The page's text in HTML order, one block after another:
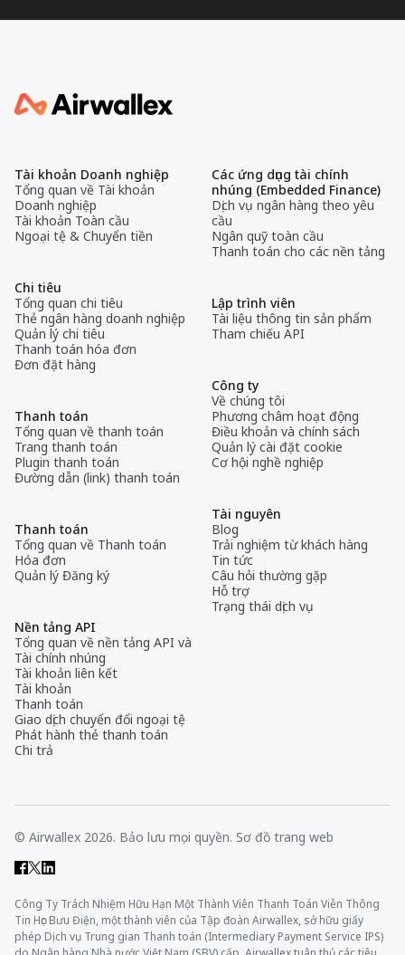
Tài khoản Doanh nghiệp
Tổng quan về Tài khoản
Doanh nghiệp
Tài khoản Toàn cầu
Ngoại tệ & Chuyển tiền
Chi tiêu
Tổng quan chi tiêu
Thẻ ngân hàng doanh nghiệp
Quản lý chi tiêu
Thanh toán hóa đơn
Đơn đặt hàng
Thanh toán
Tổng quan về thanh toán
Trang thanh toán
Plugin thanh toán
Đường dẫn (link) thanh toán
Thanh toán
Tổng quan về Thanh toán
Hóa đơn
Quản lý Đăng ký
Nền tảng API
Tổng quan về nền tảng API và
Tài chính nhúng
Tài khoản liên kết
Tài khoản
Thanh toán
Giao dịch chuyển đổi ngoại tệ
Phát hành thẻ thanh toán
Chi trả
Các ứng dụng tài chính
nhúng (Embedded Finance)
Dịch vụ ngân hàng theo yêu
cầu
Ngân quỹ toàn cầu
Thanh toán cho các nền tảng
Lập trình viên
Tài liệu thông tin sản phẩm
Tham chiếu API
Công ty
Về chúng tôi
Phương châm hoạt động
Điều khoản và chính sách
Quản lý cài đặt cookie
Cơ hội nghề nghiệp
Tài nguyên
Blog
Trải nghiệm từ khách hàng
Tin tức
Câu hỏi thường gặp
Hỗ trợ
Trạng thái dịch vụ
© Airwallex 2026. Bảo lưu mọi quyền. Sơ đồ trang web
Công Ty Trách Nhiệm Hữu Hạn Một Thành Viên Thanh Toán Viễn Thông
Tin Học Bưu Điện, một thành viên của Tập đoàn Airwallex, sở hữu giấy
phép Dịch vụ Trung gian Thanh toán (Intermediary Payment Service IPS)